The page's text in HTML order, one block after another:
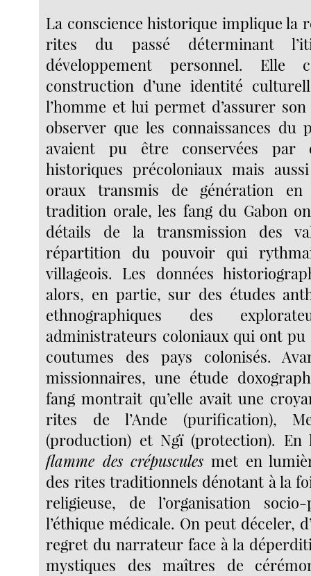
La conscience historique implique la
rites du passé déterminant
développement personnel.
construction d’une identité
l’homme et lui permet d’assurer
observer que les connaissances du
avaient pu être conservées par
historiques précoloniaux mais
oraux transmis de génération en
tradition orale, les fang du Gabon
détails de la transmission des
répartition du pouvoir qui
villageois. Les données
alors, en partie, sur des études
ethnographiques des
administrateurs coloniaux qui ont pu
coutumes des pays colonisés.
missionnaires, une étude
fang montrait qu’elle avait une
rites de l’Ande (purification),
(production) et Ngï (protection). En
flamme des crépusculesmet en
des rites traditionnels dénotant à la
religieuse, de l’organisation
l’éthique médicale. On peut déceler,
regret du narrateur face à la
mystiques des maîtres de